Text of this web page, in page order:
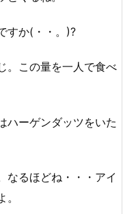
すか(・・。)?
。この量を一人で食べ
ハーゲンダッツをいた
なるほどね・・・アイ